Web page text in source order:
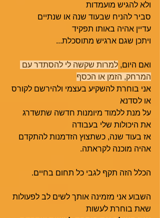
ולא להגיש מועמדות
סביר להניח שבעוד שנה או שנתיים
עדיין אהיה באותו תפקיד
ויתכן שגם ארגיש מתוסכלת...
ואם היום, למרות שקשה לי להסתדר עם
המרחק, הזמן או הכסף
אני בוחרת להשקיע בעצמי ולהירשם לקורס
או לסדנא
על מנת ללמוד מיומנות חדשה שתשדרג
את היכולות שלי בעבודה
אז בעוד שנה, כשתצוץ הזדמנות להתקדם
אהיה מוכנה לקראתה.
הכלל הזה תקף לגבי כל תחום בחיים.
השבוע אני מזמינה אותך לשים לב לפעולות
שאת בוחרת לעשות